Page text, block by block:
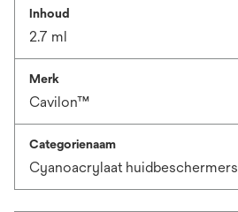
Inhoud
2.7 ml
Merk
Cavilon™
Categorienaam
Cyanoacrylaat huidbeschermers